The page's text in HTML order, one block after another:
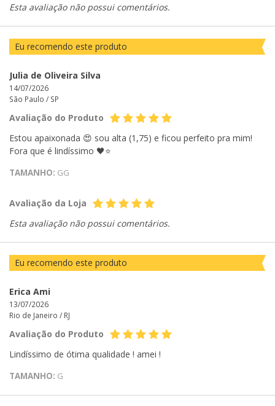
Esta avaliação não possui comentários.
Eu recomendo este produto
Julia de Oliveira Silva
14/07/2026
São Paulo / SP
Avaliação do Produto
Estou apaixonada 😍 sou alta (1,75) e ficou perfeito pra mim!
Fora que é lindíssimo 🖤⭐️
TAMANHO: GG
Avaliação da Loja
Esta avaliação não possui comentários.
Eu recomendo este produto
Erica Ami
13/07/2026
Rio de Janeiro / RJ
Avaliação do Produto
Lindíssimo de ótima qualidade ! amei !
TAMANHO: G